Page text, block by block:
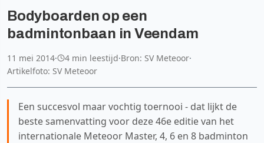
Bodyboarden op een
badmintonbaan in Veendam
11 mei 2014· 4 min leestijd·Bron: SV Meteoor·
Artikelfoto: SV Meteoor
Een succesvol maar vochtig toernooi - dat lijkt de
beste samenvatting voor deze 46e editie van het
internationale Meteoor Master, 4, 6 en 8 badminton